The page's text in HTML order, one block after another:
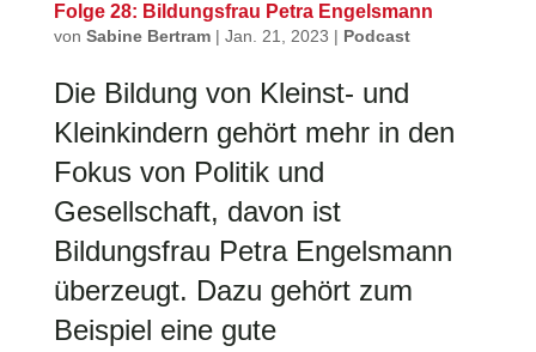
Folge 28: Bildungsfrau Petra Engelsmann
von Sabine Bertram| Jan. 21, 2023 | Podcast
Die Bildung von Kleinst- und
Kleinkindern gehört mehr in den
Fokus von Politik und
Gesellschaft, davon ist
Bildungsfrau Petra Engelsmann
überzeugt. Dazu gehört zum
Beispiel eine gute